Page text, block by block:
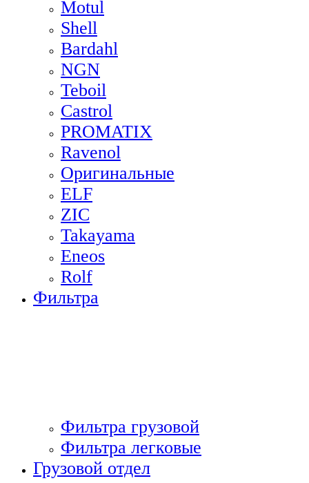
Motul
Shell
Bardahl
NGN
Teboil
Castrol
PROMATIX
Ravenol
Оригинальные
ELF
ZIC
Takayama
Eneos
Rolf
Фильтра
Фильтра грузовой
Фильтра легковые
Грузовой отдел